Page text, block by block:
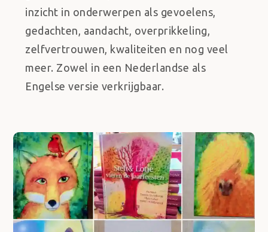
inzicht in onderwerpen als gevoelens,
gedachten, aandacht, overprikkeling,
zelfvertrouwen, kwaliteiten en nog veel
meer. Zowel in een Nederlandse als
Engelse versie verkrijgbaar.